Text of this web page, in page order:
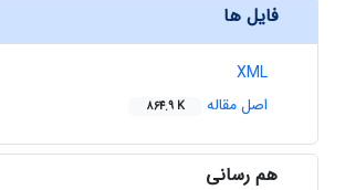
فایل ها
XML
اصل مقاله
864.9 K
هم رسانی